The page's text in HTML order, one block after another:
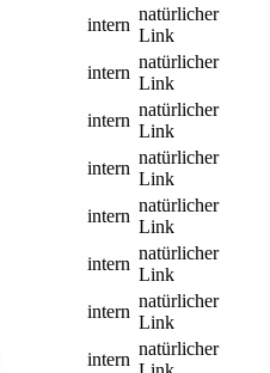
intern
natürlicher
Link
intern
natürlicher
Link
intern
natürlicher
Link
intern
natürlicher
Link
intern
natürlicher
Link
intern
natürlicher
Link
intern
natürlicher
Link
intern
natürlicher